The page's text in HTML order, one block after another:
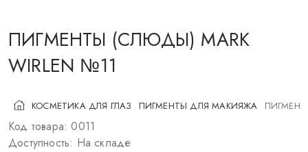
ПИГМЕНТЫ (СЛЮДЫ) MARK
WIRLEN №11
КОСМЕТИКА ДЛЯ ГЛАЗ ПИГМЕНТЫ ДЛЯ МАКИЯЖА
Код товара: 0011
Доступность: На складе